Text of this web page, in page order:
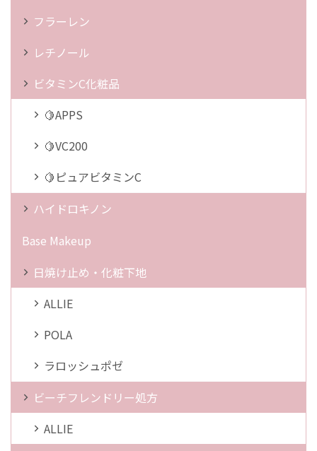
フラーレン
レチノール
ビタミンC化粧品
🍋APPS
🍋VC200
🍋ピュアビタミンC
ハイドロキノン
Base Makeup
日焼け止め・化粧下地
ALLIE
POLA
ラロッシュポゼ
ビーチフレンドリー処方
ALLIE